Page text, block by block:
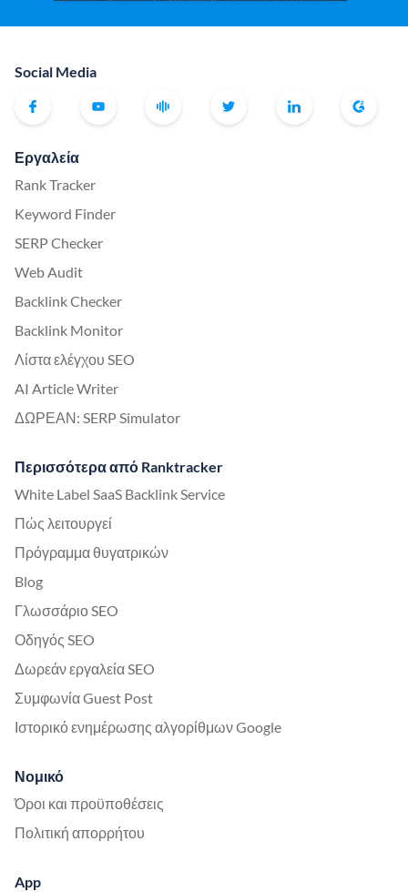
Social Media
Εργαλεία
Rank Tracker
Keyword Finder
SERP Checker
Web Audit
Backlink Checker
Backlink Monitor
Λίστα ελέγχου SEO
AI Article Writer
ΔΩΡΕΑΝ: SERP Simulator
Περισσότερα από Ranktracker
White Label SaaS Backlink Service
Πώς λειτουργεί
Πρόγραμμα θυγατρικών
Blog
Γλωσσάριο SEO
Οδηγός SEO
Δωρεάν εργαλεία SEO
Συμφωνία Guest Post
Ιστορικό ενημέρωσης αλγορίθμων Google
Νομικό
Όροι και προϋποθέσεις
Πολιτική απορρήτου
App